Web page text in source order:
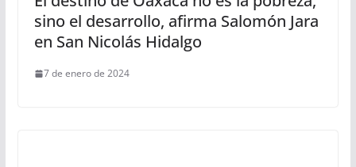
sino el desarrollo, afirma Salomón Jara
en San Nicolás Hidalgo
7 de enero de 2024